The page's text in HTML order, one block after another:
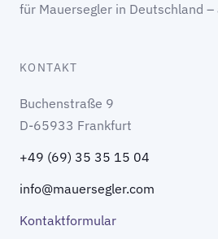
für Mauersegler in Deutschland –
KONTAKT
Buchenstraße 9
D-65933 Frankfurt
+49 (69) 35 35 15 04
info@mauersegler.com
Kontaktformular